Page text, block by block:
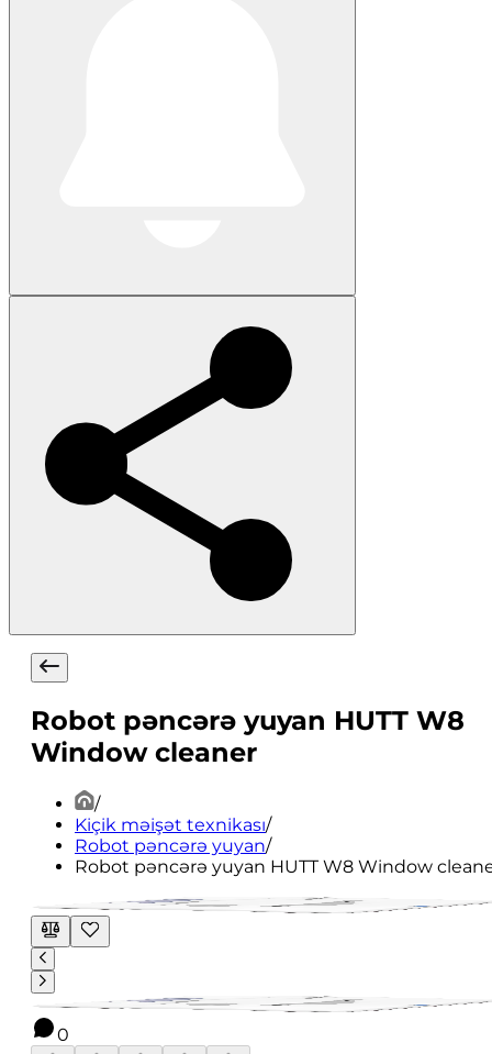
Robot pəncərə yuyan HUTT W8
Window cleaner
/
Kiçik məişət texnikası/
Robot pəncərə yuyan/
Robot pəncərə yuyan HUTT W8 Window
0